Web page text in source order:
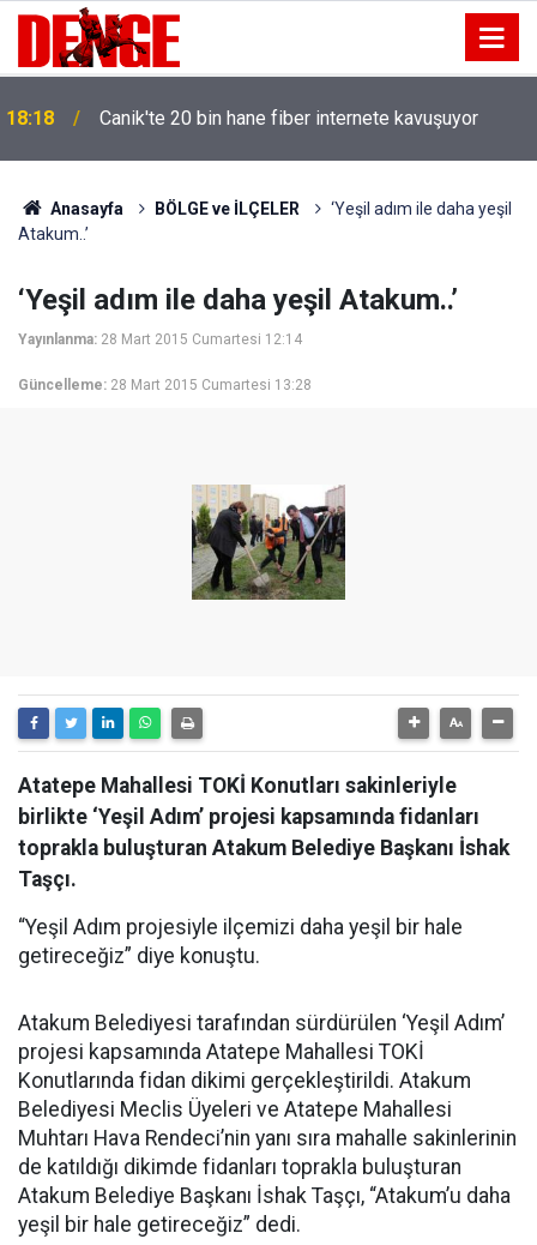
18:18 Canik'te 20 bin hane fiber internete kavuşuyor
Anasayfa BÖLGE ve İLÇELER
‘Yeşil adım ile daha yeşil
Atakum..’
‘Yeşil adım ile daha yeşil Atakum..’
Yayınlanma: 28 Mart 2015 Cumartesi 12:14
Güncelleme: 28 Mart 2015 Cumartesi 13:28
Atatepe Mahallesi TOKİ Konutları sakinleriyle
birlikte ‘Yeşil Adım’ projesi kapsamında fidanları
toprakla buluşturan Atakum Belediye Başkanı İshak
Taşçı.
“Yeşil Adım projesiyle ilçemizi daha yeşil bir hale
getireceğiz” diye konuştu.
Atakum Belediyesi tarafından sürdürülen ‘Yeşil Adım’
projesi kapsamında Atatepe Mahallesi TOKİ
Konutlarında fidan dikimi gerçekleştirildi. Atakum
Belediyesi Meclis Üyeleri ve Atatepe Mahallesi
Muhtarı Hava Rendeci’nin yanı sıra mahalle sakinlerinin
de katıldığı dikimde fidanları toprakla buluşturan
Atakum Belediye Başkanı İshak Taşçı, “Atakum’u daha
yeşil bir hale getireceğiz” dedi.